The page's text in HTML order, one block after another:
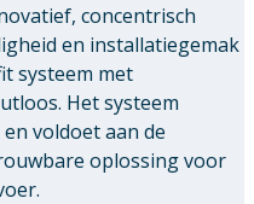
concentrisch
en installatiegemak
systeem met
Het systeem
voldoet aan de
oplossing voor